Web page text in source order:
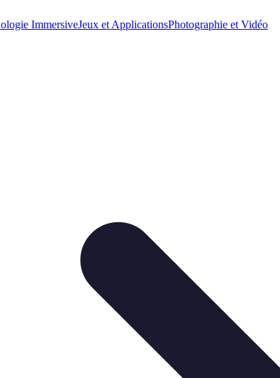
ImmersiveJeux et ApplicationsPhotographie et Vidéo